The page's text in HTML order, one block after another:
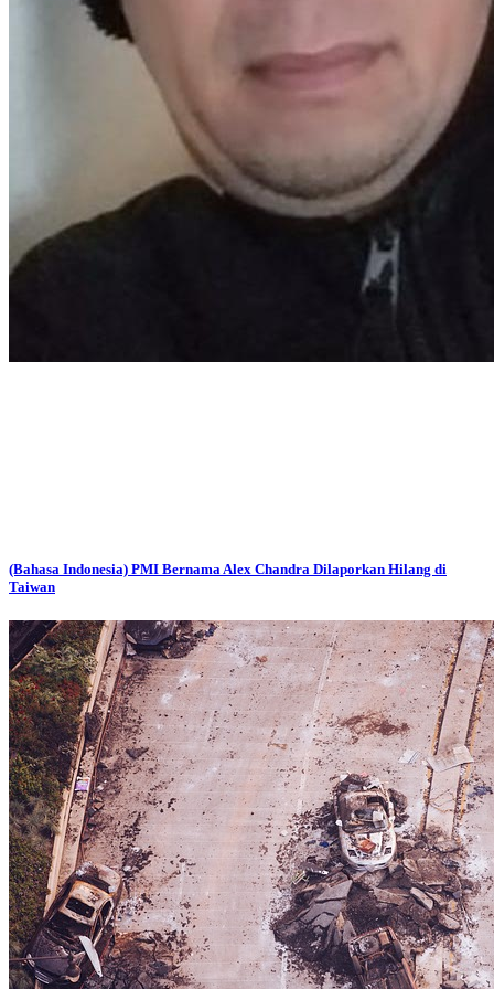
(Bahasa Indonesia) PMI Bernama Alex Chandra Dilaporkan Hilang di
Taiwan